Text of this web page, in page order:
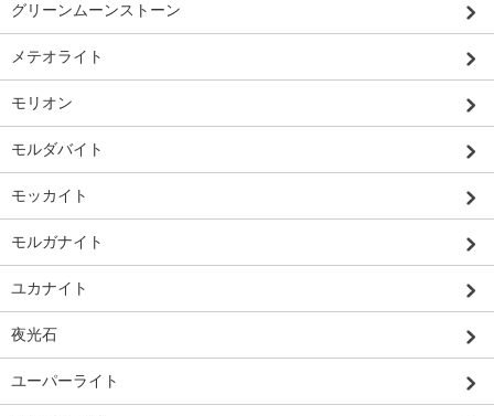
グリーンムーンストーン
メテオライト
モリオン
モルダバイト
モッカイト
モルガナイト
ユカナイト
夜光石
ユーパーライト